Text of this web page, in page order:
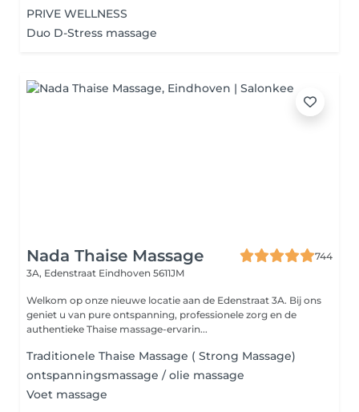
PRIVE WELLNESS
Duo D-Stress massage
Nada Thaise Massage
744
3A, Edenstraat Eindhoven 5611JM
Welkom op onze nieuwe locatie aan de Edenstraat 3A. Bij ons
geniet u van pure ontspanning, professionele zorg en de
authentieke Thaise massage-ervarin...
Traditionele Thaise Massage ( Strong Massage)
ontspanningsmassage / olie massage
Voet massage